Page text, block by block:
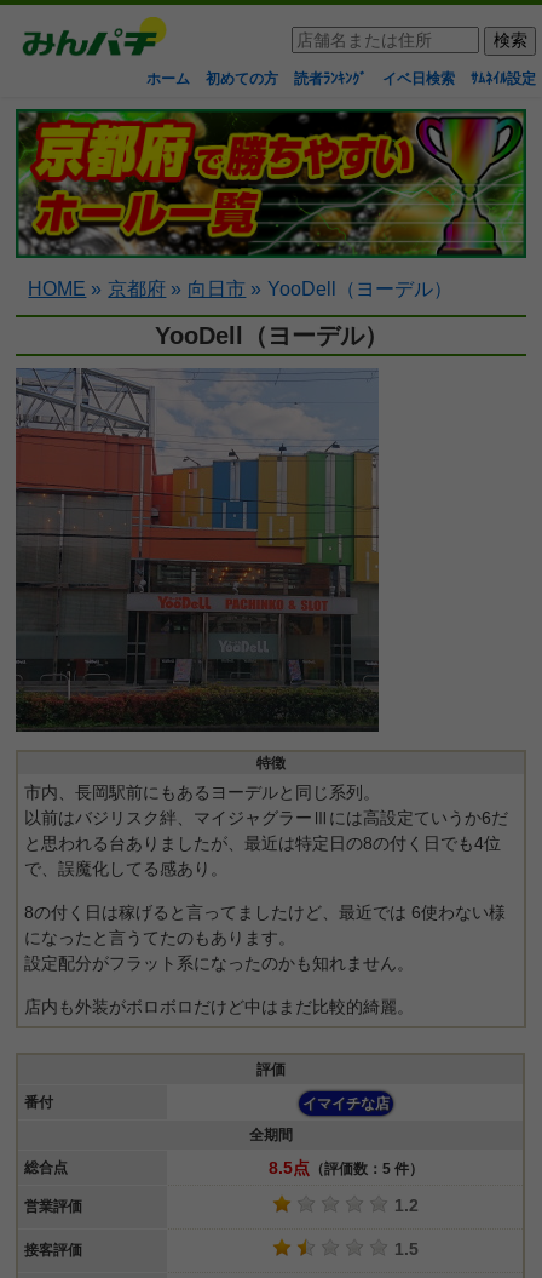
ホーム 初めての方 読者ﾗﾝｷﾝｸﾞ イベ日検索 ｻﾑﾈｲﾙ設定
HOME » 京都府 » 向日市 » YooDell（ヨーデル）
YooDell（ヨーデル）
特徴
市内、長岡駅前にもあるヨーデルと同じ系列。
以前はバジリスク絆、マイジャグラーⅢには高設定ていうか6だ
と思われる台ありましたが、最近は特定日の8の付く日でも4位
で、誤魔化してる感あり。
8の付く日は稼げると言ってましたけど、最近では 6使わない様
になったと言うてたのもあります。
設定配分がフラット系になったのかも知れません。
店内も外装がボロボロだけど中はまだ比較的綺麗。
評価
番付
イマイチな店
全期間
総合点
8.5点 （評価数：5 件）
営業評価 1.2
接客評価 1.5